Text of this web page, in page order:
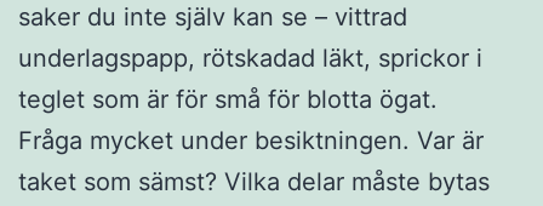
saker du inte själv kan se – vittrad
underlagspapp, rötskadad läkt, sprickor i
teglet som är för små för blotta ögat.
Fråga mycket under besiktningen. Var är
taket som sämst? Vilka delar måste bytas